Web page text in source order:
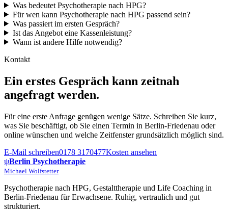
Was bedeutet Psychotherapie nach HPG?
Für wen kann Psychotherapie nach HPG passend sein?
Was passiert im ersten Gespräch?
Ist das Angebot eine Kassenleistung?
Wann ist andere Hilfe notwendig?
Kontakt
Ein erstes Gespräch kann zeitnah
angefragt werden.
Für eine erste Anfrage genügen wenige Sätze. Schreiben Sie kurz,
was Sie beschäftigt, ob Sie einen Termin in Berlin-Friedenau oder
online wünschen und welche Zeitfenster grundsätzlich möglich sind.
E-Mail schreiben0178 3170477Kosten ansehen
ψBerlin Psychotherapie
Michael Wolfstetter
Psychotherapie nach HPG, Gestalttherapie und Life Coaching in
Berlin-Friedenau für Erwachsene. Ruhig, vertraulich und gut
strukturiert.